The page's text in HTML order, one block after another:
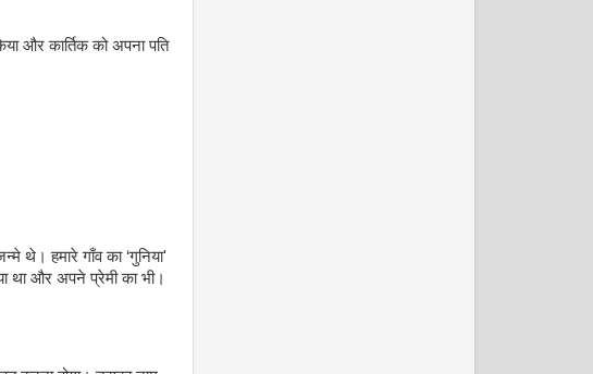
और कार्तिक को अपना पति
थे। हमारे गाँव का ‘गुनिया'
था और अपने प्रेमी का भी।